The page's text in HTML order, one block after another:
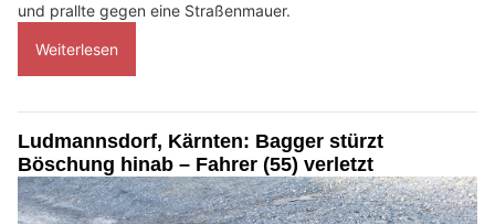
und prallte gegen eine Straßenmauer.
Weiterlesen
Ludmannsdorf, Kärnten: Bagger stürzt
Böschung hinab – Fahrer (55) verletzt